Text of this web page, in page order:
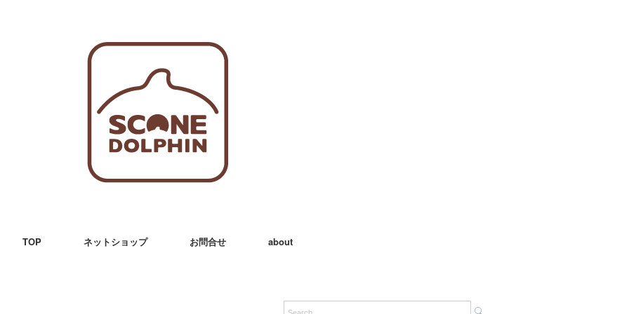
TOP ネットショップ お問合せ about